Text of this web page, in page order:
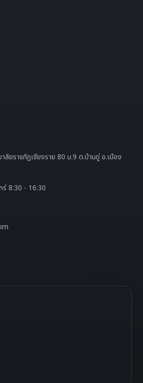
ลัยราชภัฏเชียงราย 80 ม.9 ต.บ้านดู่ อ.เมือง
ร์ 8:30 - 16:30